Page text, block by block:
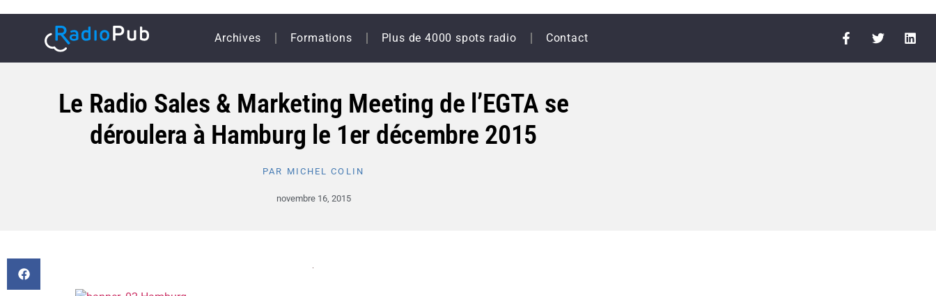
Archives Formations Plus de 4000 spots radio Contact
Le Radio Sales & Marketing Meeting de l’EGTA se
déroulera à Hamburg le 1er décembre 2015
PAR MICHEL COLIN
novembre 16, 2015